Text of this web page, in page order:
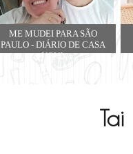
ME MUDEI PARA SÃO
PAULO - DIÁRIO DE CASA
NOVA
Tai